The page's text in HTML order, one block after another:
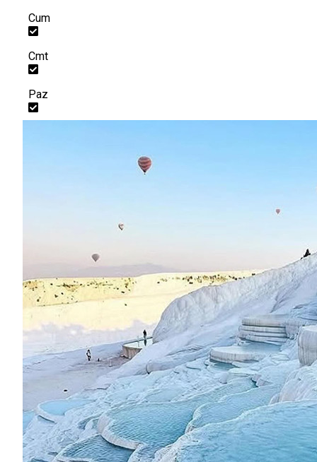
Cum
Cmt
Paz